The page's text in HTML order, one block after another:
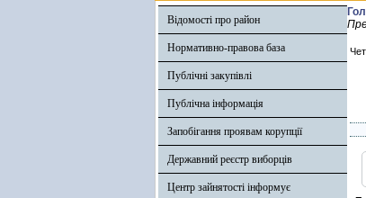
Відомості про район
Нормативно-правова база
Публічні закупівлі
Публічна інформація
Запобігання проявам корупції
Державний реєстр виборців
Центр зайнятості інформує